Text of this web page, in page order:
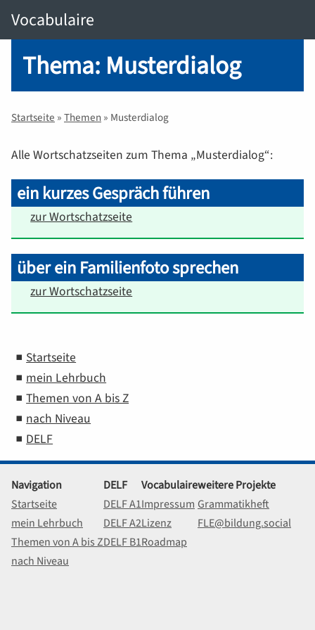
Vocabulaire
Thema: Musterdialog
Startseite » Themen » Musterdialog
Alle Wortschatzseiten zum Thema „Musterdialog“:
ein kurzes Gespräch führen
zur Wortschatzseite
über ein Familienfoto sprechen
zur Wortschatzseite
Startseite
mein Lehrbuch
Themen von A bis Z
nach Niveau
DELF
Navigation
Startseite
mein Lehrbuch
Themen von A bis Z
nach Niveau
DELF
DELF A1
DELF A2
DELF B1
Vocabulaire
Impressum
Lizenz
Roadmap
weitere Projekte
Grammatikheft
FLE@bildung.social